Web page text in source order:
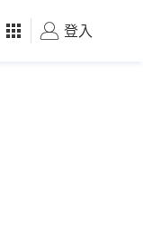
好食玩飛
登入